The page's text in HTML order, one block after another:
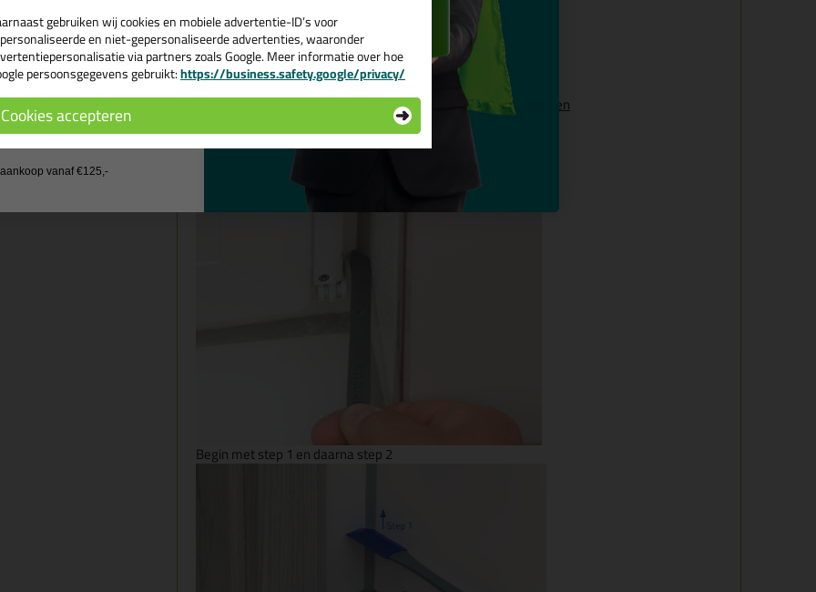
Gebruik de achterkant van een spatel bij lastig bereikbare voegen
Begin met step 1 en daarna step 2
gebruiken wij cookies en mobiele advertentie-ID’s voor
en niet-gepersonaliseerde advertenties, waaronder
via partners zoals Google. Meer informatie over hoe
persoonsgegevens gebruikt:https://business.safety.google/privacy/
Cookies accepteren
de actiecode ›
geen cadeau
vanaf €125,-